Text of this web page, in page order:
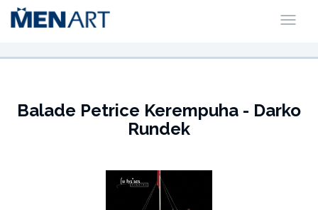
Balade Petrice Kerempuha - Darko
Rundek